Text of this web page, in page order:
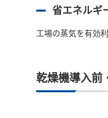
省エネルギ
工場の蒸気を有効
乾燥機導入前